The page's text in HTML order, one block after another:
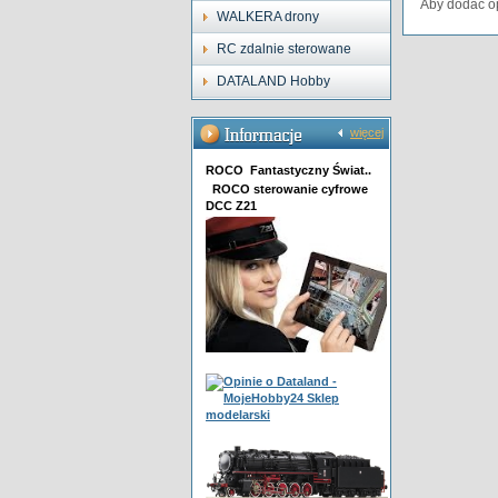
WALKERA drony
RC zdalnie sterowane
DATALAND Hobby
więcej
ROCO Fantastyczny Świat..
ROCO sterowanie cyfrowe
DCC Z21
Aby dodać